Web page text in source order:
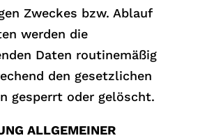
Zweckes bzw. Ablauf
werden die
Daten routinemäßig
den gesetzlichen
gesperrt oder gelöscht.
ALLGEMEINER